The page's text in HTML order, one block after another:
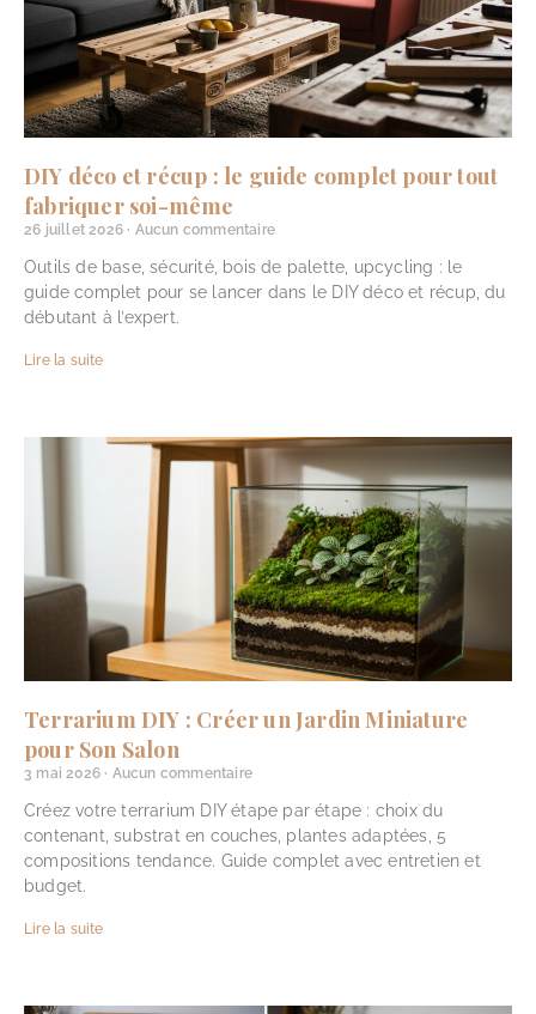
DIY déco et récup : le guide complet pour tout
fabriquer soi-même
26 juillet 2026 Aucun commentaire
Outils de base, sécurité, bois de palette, upcycling : le
guide complet pour se lancer dans le DIY déco et récup, du
débutant à l’expert.
Lire la suite
Terrarium DIY : Créer un Jardin Miniature
pour Son Salon
3 mai 2026 Aucun commentaire
Créez votre terrarium DIY étape par étape : choix du
contenant, substrat en couches, plantes adaptées, 5
compositions tendance. Guide complet avec entretien et
budget.
Lire la suite